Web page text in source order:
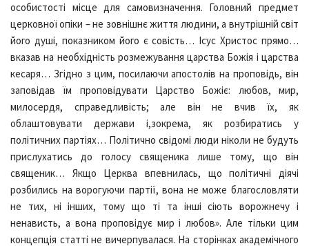
особистості місце для самовизначення. Головний предмет
церковної опіки – не зовнішнє життя людини, а внутрішній світ
його душі, показником його є совість… Ісус Христос прямо…
вказав на необхідність розмежування царства Божія і царства
кесаря… Згідно з цим, посилаючи апостолів на проповідь, він
заповідав їм проповідувати Царство Божіє: любов, мир,
милосердя, справедливість; але він не вчив їх, як
облаштовувати держави і,зокрема, як розбиратись у
політичних партіях… Політично свідомі люди ніколи не будуть
прислухатись до голосу священика лише тому, що він
священик… Якщо Церква впевнилась, що політичні діячі
розбились на ворогуючи партії, вона не може благословляти
не тих, ні інших, тому що ті та інші сіють ворожнечу і
ненависть, а вона проповідує мир і любов». Але тільки цим
концепція статті не вичерпувалася. На сторінках академічного